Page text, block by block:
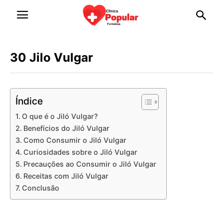
30 Jilo Vulgar
Índice
O que é o Jiló Vulgar?
Benefícios do Jiló Vulgar
Como Consumir o Jiló Vulgar
Curiosidades sobre o Jiló Vulgar
Precauções ao Consumir o Jiló Vulgar
Receitas com Jiló Vulgar
Conclusão